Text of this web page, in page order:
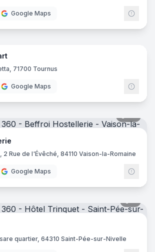
Google Maps
42
71700 Tournus
Google Maps
2 Rue de l'Évêché, 84110 Vaison-la-Romaine
Google Maps
quartier, 64310 Saint-Pée-sur-Nivelle